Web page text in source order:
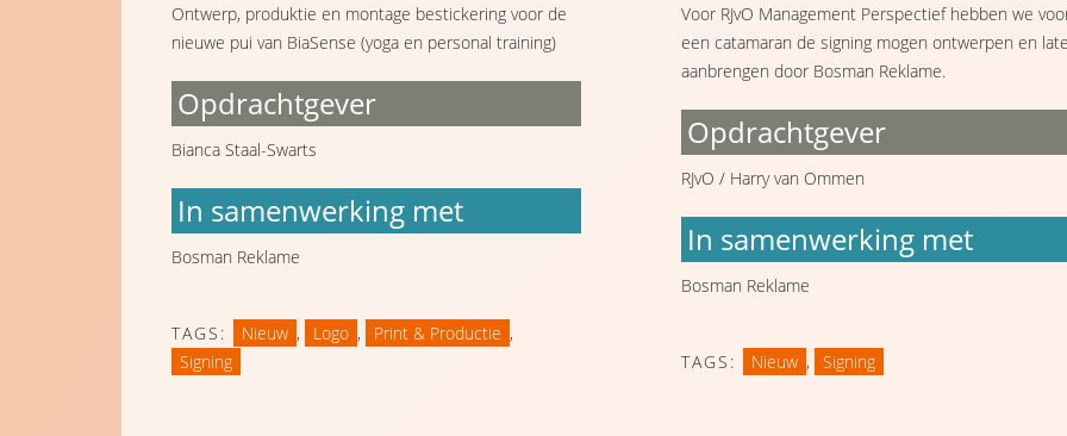
Ontwerp, produktie en montage bestickering voor de
nieuwe pui van BiaSense (yoga en personal training)
Opdrachtgever
Bianca Staal-Swarts
In samenwerking met
Bosman Reklame
TAGS: Nieuw , Logo , Print & Productie ,
Signing
Voor RJvO Management Perspectief hebben we
een catamaran de signing mogen ontwerpen en
aanbrengen door Bosman Reklame.
Opdrachtgever
RJvO / Harry van Ommen
In samenwerking met
Bosman Reklame
TAGS: Nieuw , Signing